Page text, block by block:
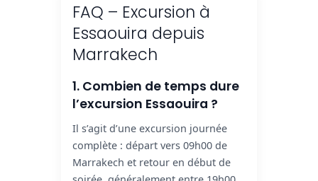
FAQ – Excursion à
Essaouira depuis
Marrakech
1. Combien de temps dure
l’excursion Essaouira ?
Il s’agit d’une excursion journée
complète : départ vers 09h00 de
Marrakech et retour en début de